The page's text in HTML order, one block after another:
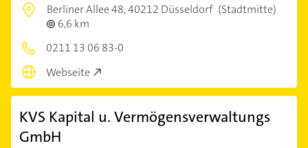
Berliner Allee 48,40212 Düsseldorf (Stadtmitte)
6,6 km
0211 13 06 83-0
Webseite
KVS Kapital u. Vermögensverwaltungs
GmbH